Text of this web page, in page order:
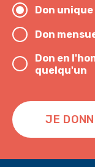
Don unique
Don
Don en
quelqu'un
JE